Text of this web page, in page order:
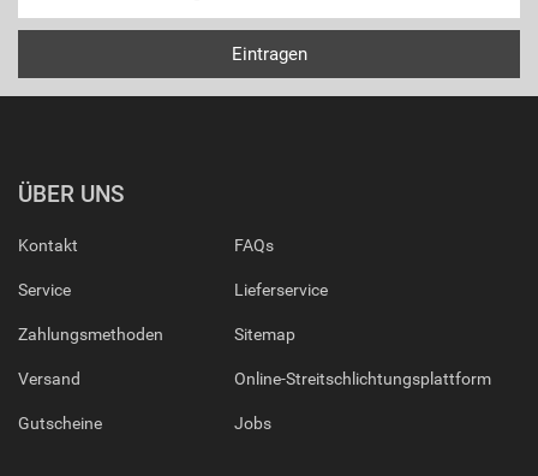
ÜBER UNS
Kontakt
Service
Zahlungsmethoden
Versand
Gutscheine
FAQs
Lieferservice
Sitemap
Online-Streitschlichtungsplattform
Jobs